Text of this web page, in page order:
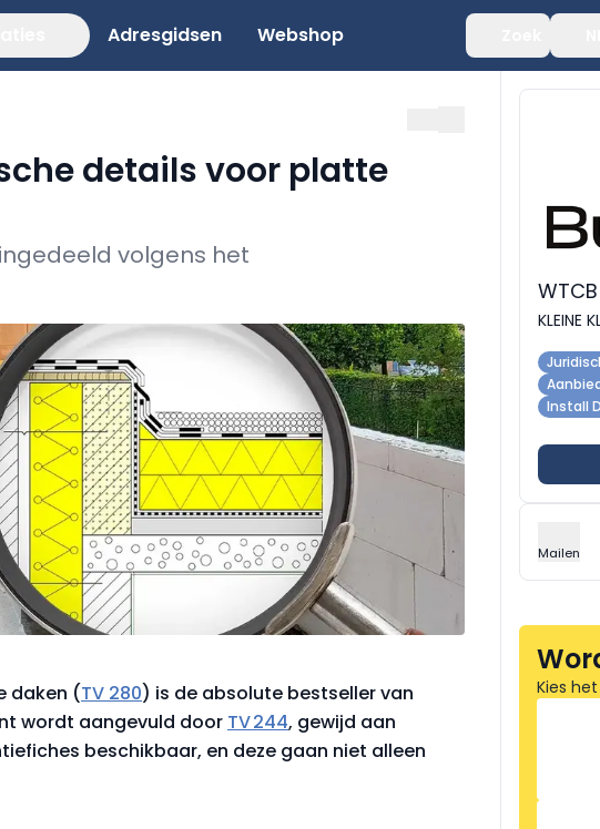
Adresgidsen Webshop
details voor platte
volgens het
daken (TV 280) is de absolute bestseller van
wordt aangevuld door TV 244, gewijd aan
beschikbaar, en deze gaan niet alleen
WTCB
KLEINE
Install
Mailen
Kies